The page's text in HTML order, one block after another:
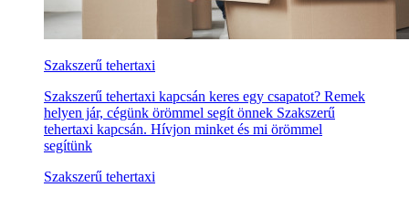
Szakszerű tehertaxi
Szakszerű tehertaxi kapcsán keres egy csapatot? Remek
helyen jár, cégünk örömmel segít önnek Szakszerű
tehertaxi kapcsán. Hívjon minket és mi örömmel
segítünk
Szakszerű tehertaxi